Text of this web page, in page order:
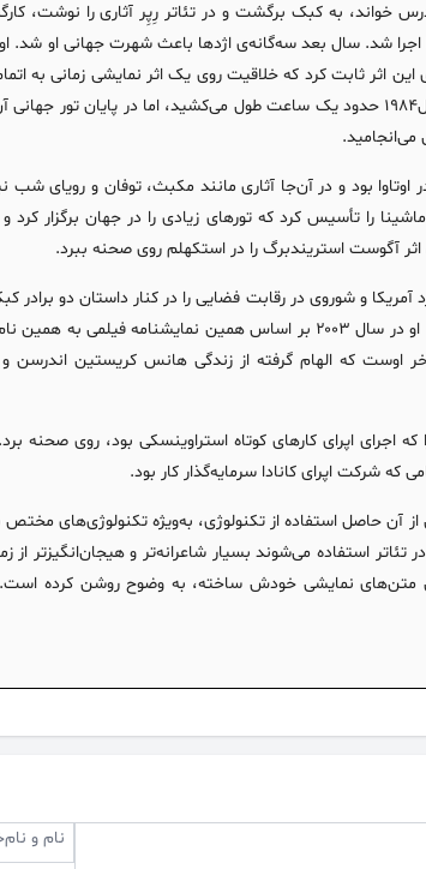
از دوره‌ای که در سال ۱۹۷۸ در پاریس درس خواند، به کبک برگشت و در تئاتر رِپِر آثاری را
در سال۱۹۸۴ در توری در کانادا اجرا شد. سال بعد سه‌گانه‌ی اژدها باعث شهرت جهانی
اثر ثابت کرد که خلاقیت روی یک اثر نمایشی زمانی به
هنرهای ملی در اوتاوا بود و در آن‌جا آثاری مانند مکبث، توفان و
چند رشته‌ای اِکس ماشینا را تأسیس کرد که تور‌های زیادی را در جهان
سرد آمریکا و شوروی در رقابت فضایی را در کنار داستان دو برادر
پس از مرگ مادرشان گذاشت. این نمایش جایزه‌های زیادی برد. او در سال ۲۰۰۳ بر اساس همین
اوست که الهام گرفته از زندگی هانس کریستین
دیگر را که اجرای اپرای کارهای کوتاه استراوینسکی بود، روی
شرکت اپرای کانادا سرمایه‌گذار کار بود.
از آن حاصل استفاده از تکنولوژی، به‌ویژه تکنولوژی‌های
استفاده می‌شوند بسیار شاعرانه‌تر و هیجان‌انگیزتر از
متن‌های نمایشی خودش ساخته، به وضوح روشن کرده است.
نام و